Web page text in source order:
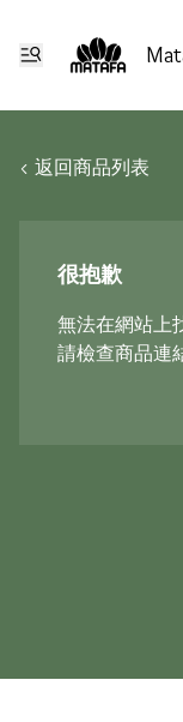
< 返回商品列表
很抱歉
無法在網站上
請檢查商品連